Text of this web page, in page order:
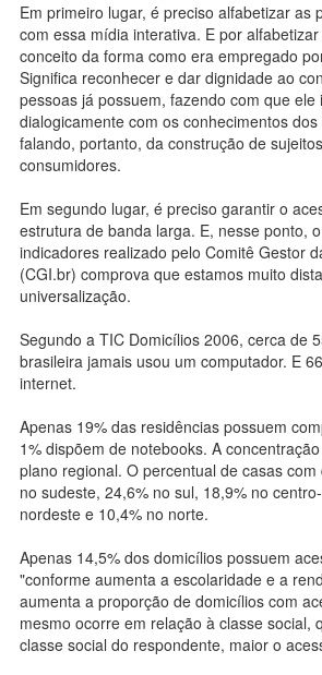
Em primeiro lugar, é preciso alfabetizar as
com essa mídia interativa. E por
conceito da forma como era empregado
Significa reconhecer e dar dignidade ao
pessoas já possuem, fazendo com que ele
dialogicamente com os conhecimentos
falando, portanto, da construção de
consumidores.
Em segundo lugar, é preciso garantir o
estrutura de banda larga. E, nesse ponto,
indicadores realizado pelo Comitê Gestor
(CGI.br) comprova que estamos muito
universalização.
Segundo a TIC Domicílios 2006, cerca de
brasileira jamais usou um computador. E
internet.
Apenas 19% das residências possuem
1% dispõem de notebooks. A
plano regional. O percentual de casas
no sudeste, 24,6% no sul, 18,9% no
nordeste e 10,4% no norte.
Apenas 14,5% dos domicílios possuem
"conforme aumenta a escolaridade e a
aumenta a proporção de domicílios com
mesmo ocorre em relação à classe social,
classe social do respondente, maior o